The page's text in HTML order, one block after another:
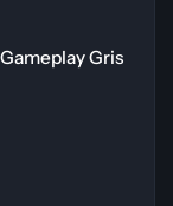
Gris